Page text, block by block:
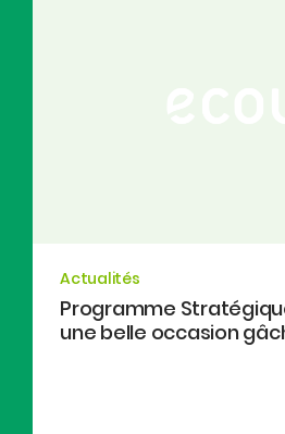
Actualités
Programme
une belle occasion